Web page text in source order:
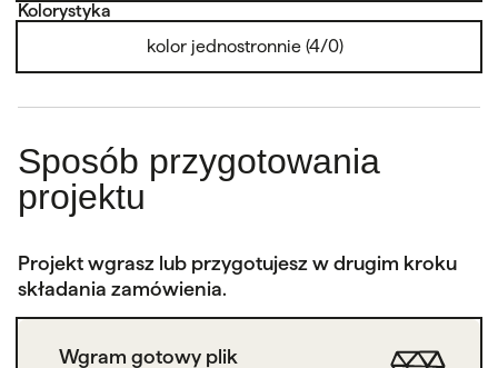
Kolorystyka
kolor jednostronnie (4/0)
Sposób przygotowania
projektu
Projekt wgrasz lub przygotujesz w drugim kroku
składania zamówienia.
Wgram gotowy plik